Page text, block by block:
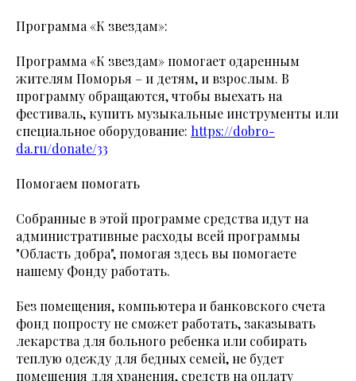
Программа «К звездам»:
Программа «К звездам» помогает одаренным
жителям Поморья – и детям, и взрослым. В
программу обращаются, чтобы выехать на
фестиваль, купить музыкальные инструменты или
специальное оборудование: https://dobro-
da.ru/donate/33
Помогаем помогать
Собранные в этой программе средства идут на
административные расходы всей программы
"Область добра", помогая здесь вы помогаете
нашему Фонду работать.
Без помещения, компьютера и банковского счета
фонд попросту не сможет работать, заказывать
лекарства для больного ребенка или собирать
теплую одежду для бедных семей, не будет
помещения для хранения, средств на оплату